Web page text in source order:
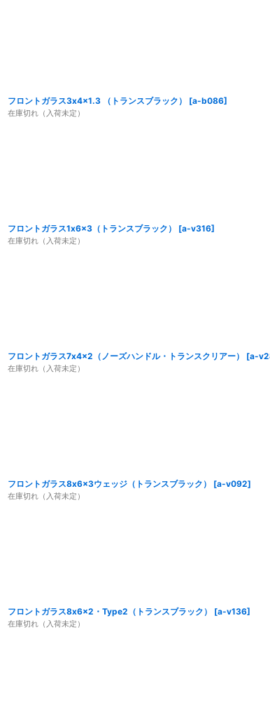
フロントガラス3x4x1.3 （トランスブラック） [a-b086]
在庫切れ（入荷未定）
フロントガラス1x6x3（トランスブラック） [a-v316]
在庫切れ（入荷未定）
フロントガラス7x4x2（ノーズハンドル・トランスクリアー） [a-
在庫切れ（入荷未定）
フロントガラス8x6x3ウェッジ（トランスブラック） [a-v092]
在庫切れ（入荷未定）
フロントガラス8x6x2・Type2（トランスブラック） [a-v136]
在庫切れ（入荷未定）